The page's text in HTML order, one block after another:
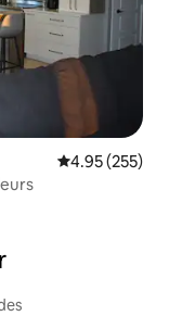
Calificación
4.95 (255)